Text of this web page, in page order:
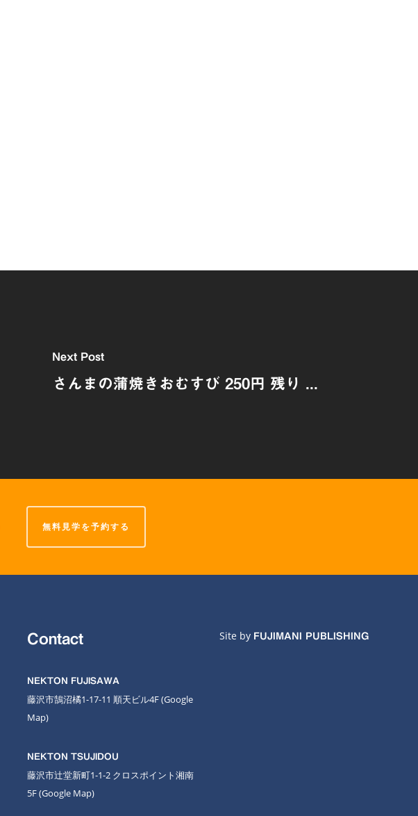
Next Post
さんまの蒲焼きおむすび 250円 残り ...
無料見学を予約する
Contact
NEKTON FUJISAWA
藤沢市鵠沼橘1-17-11 順天ビル4F(Google
Map)
NEKTON TSUJIDOU
藤沢市辻堂新町1-1-2 クロスポイント湘南
5F(Google Map)
Site by FUJIMANI PUBLISHING